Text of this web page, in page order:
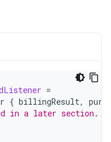
=
{ billingResult,
in a later section.